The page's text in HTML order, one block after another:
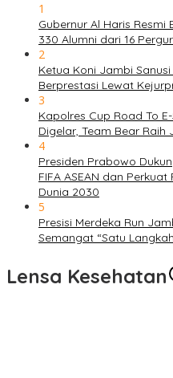
1
Gubernur Al Haris Resmi
330 Alumni dari 16
2
Ketua Koni Jambi
Berprestasi Lewat
3
Kapolres Cup Road To
Digelar, Team Bear Raih
4
Presiden Prabowo
FIFA ASEAN dan
Dunia 2030
5
Presisi Merdeka Run
Semangat “Satu
Lensa Kesehatan